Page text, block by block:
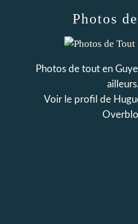
Photos
Photos de tout en
ailleurs.
Voir le profil de